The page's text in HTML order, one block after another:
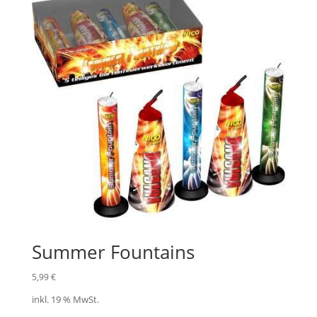
Summer Fountains
5,99€
inkl. 19 % MwSt.